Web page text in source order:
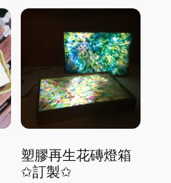
塑膠再生花磚燈箱
✩訂製✩